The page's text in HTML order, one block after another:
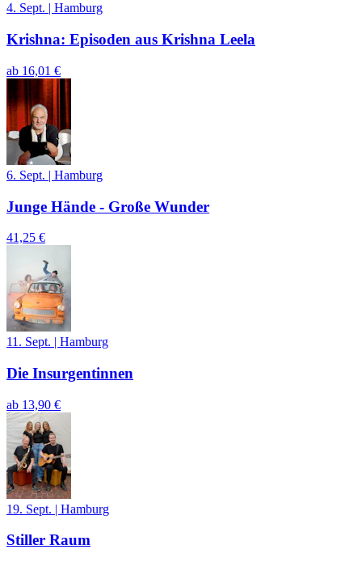
4. Sept. | Hamburg
Krishna: Episoden aus Krishna Leela
ab 16,01 €
6. Sept. | Hamburg
Junge Hände - Große Wunder
41,25 €
11. Sept. | Hamburg
Die Insurgentinnen
ab 13,90 €
19. Sept. | Hamburg
Stiller Raum